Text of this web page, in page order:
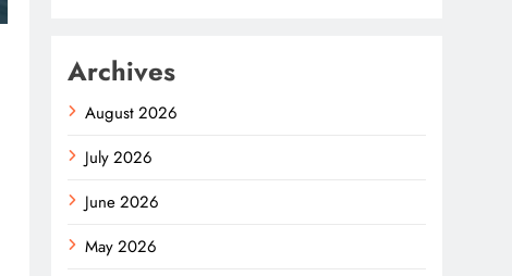
Archives
August 2026
July 2026
June 2026
May 2026